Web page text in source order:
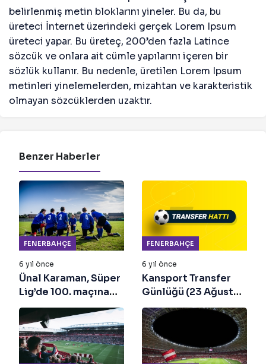
belirlenmiş metin bloklarını yineler. Bu da, bu
üreteci İnternet üzerindeki gerçek Lorem Ipsum
üreteci yapar. Bu üreteç, 200’den fazla Latince
sözcük ve onlara ait cümle yapılarını içeren bir
sözlük kullanır. Bu nedenle, üretilen Lorem Ipsum
metinleri yinelemelerden, mizahtan ve karakteristik
olmayan sözcüklerden uzaktır.
Benzer Haberler
FENERBAHÇE
6 yıl önce
Ünal Karaman, Süper
Lig’de 100. maçına
çıkacak
FENERBAHÇE
6 yıl önce
Kansport Transfer
Günlüğü (23 Ağustos
2024)